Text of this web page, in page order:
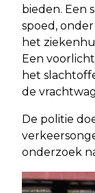
bieden. Een
spoed,
het
Een
het
de
De politie
onderzoek